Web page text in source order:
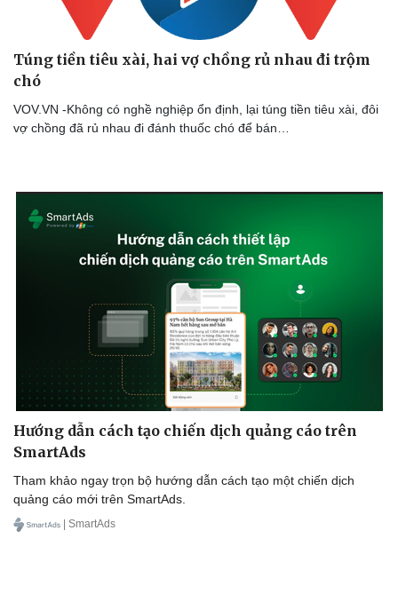
Thể thao
Hậu trường
Ô tô - Xe máy
Túng tiền tiêu xài, hai vợ chồng rủ nhau đi trộm
chó
VOV.VN -Không có nghề nghiệp ổn định, lại túng tiền tiêu xài, đôi
vợ chồng đã rủ nhau đi đánh thuốc chó để bán…
Hướng dẫn cách tạo chiến dịch quảng cáo trên
SmartAds
Tham khảo ngay trọn bộ hướng dẫn cách tạo một chiến dịch
quảng cáo mới trên SmartAds.
| SmartAds